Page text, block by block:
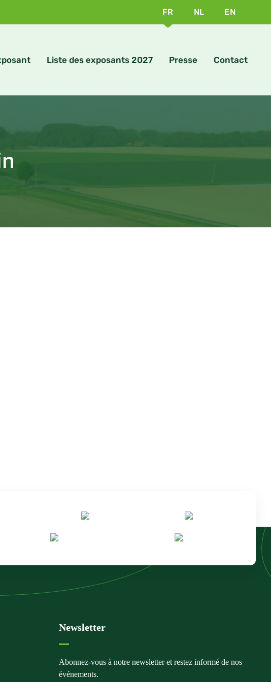
FR NL EN
Liste des exposants 2027 Presse Contact
Newsletter
Abonnez-vous à notre newsletter et restez informé de nos
événements.